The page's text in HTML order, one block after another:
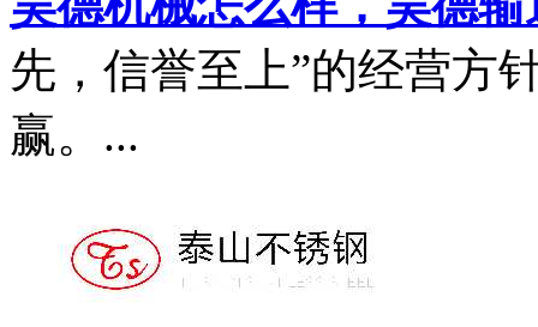
先，信誉至上”的经营方
赢。...